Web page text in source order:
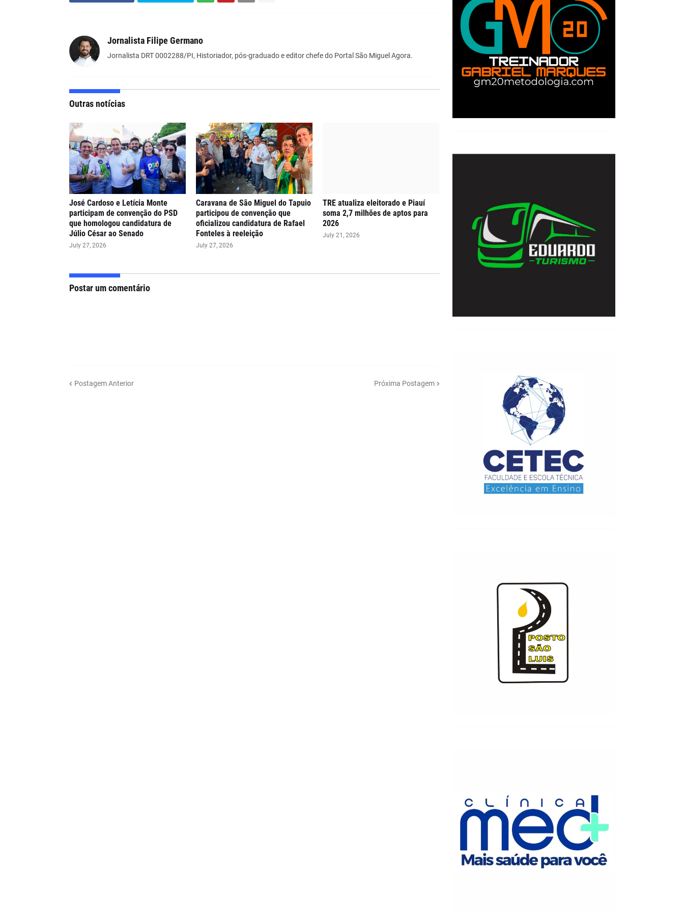
Jornalista Filipe Germano
Jornalista DRT 0002288/PI, Historiador, pós-graduado e editor chefe do Portal São Miguel Agora.
Outras notícias
José Cardoso e Letícia Monte
participam de convenção do PSD
que homologou candidatura de
Júlio César ao Senado
July 27, 2026
Caravana de São Miguel do Tapuio
participou de convenção que
oficializou candidatura de Rafael
Fonteles à reeleição
July 27, 2026
TRE atualiza eleitorado e Piauí
soma 2,7 milhões de aptos para
2026
July 21, 2026
Postar um comentário
Postagem Anterior Próxima Postagem